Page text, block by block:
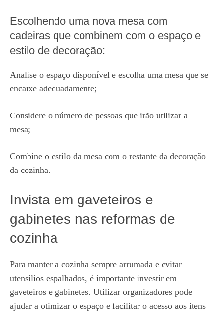
Escolhendo uma nova mesa com
cadeiras que combinem com o espaço e
estilo de decoração:
Analise o espaço disponível e escolha uma mesa que se
encaixe adequadamente;
Considere o número de pessoas que irão utilizar a
mesa;
Combine o estilo da mesa com o restante da decoração
da cozinha.
Invista em gaveteiros e
gabinetes nas reformas de
cozinha
Para manter a cozinha sempre arrumada e evitar
utensílios espalhados, é importante investir em
gaveteiros e gabinetes. Utilizar organizadores pode
ajudar a otimizar o espaço e facilitar o acesso aos itens